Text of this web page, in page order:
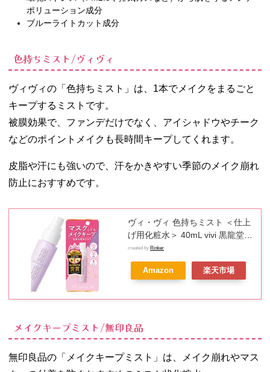
ポリューション成分
ブルーライトカット成分
色持ちミスト/ヴィヴィ
ヴィヴィの「色持ちミスト」は、1本でメイクをまるごと
キープするミストです。
被膜効果で、ファンデだけでなく、アイシャドウやチーク
などのポイントメイクも長時間キープしてくれます。
皮脂や汗にも強いので、汗をかきやすい季節のメイク崩れ
防止におすすめです。
ヴィ・ヴィ 色持ちミスト ＜仕上
げ用化粧水＞ 40mL vivi 黒龍堂
kokuryudo
created by Rinker
Amazon 楽天市場
メイクキープミスト/無印良品
無印良品の「メイクキープミスト」は、メイク崩れやマス